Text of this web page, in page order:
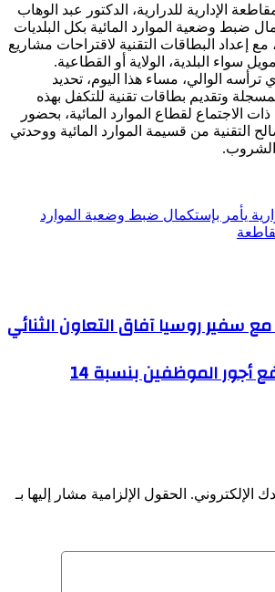
الإدارية للدرارية، الدكتور عبد الوهاب
ضبط وضعية الموارد المائية بكل البلديات
مع إعداد البطاقات التقنية لاقتراحات مشاريع
سواء البلدية، الولاية أو القطاعية.
ترأسه الوالي، مساء هذا اليوم، تحديد
وتقديم بطاقات تقنية للتكفل بهذه
الاجتماع لقطاع الموارد المائية، بحضور
التقنية من قسيمة الموارد المائية ووحدتي
يأمر بإستكمال ضبط وضعية الموارد
مع سفير روسيا آفاق التعاون الثنائي
الرئيس تبون: تم رفع أجور الموظفين بنسبة 14
الإلكتروني. الحقول الإلزامية مشار إليها بـ